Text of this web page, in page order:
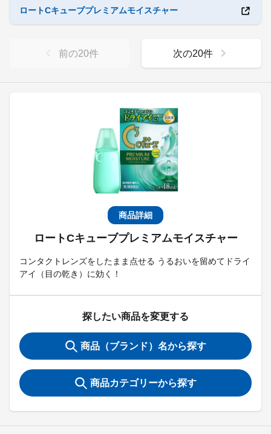
商品詳細
ロートCキューブプレミアムモイスチャー
コンタクトレンズをしたまま点せる うるおいを留めてドライ
アイ（目の乾き）に効く！
探したい商品を変更する
商品（ブランド）名から探す
商品カテゴリーから探す
ロートCキューブプレミアムモイスチャー
前の20件 次の20件